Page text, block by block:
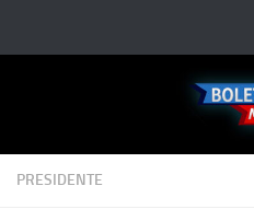
PRESIDENTE